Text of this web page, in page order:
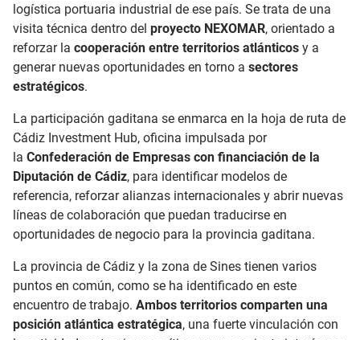
logística portuaria industrial de ese país. Se trata de una
visita técnica dentro del proyecto NEXOMAR, orientado a
reforzar la cooperación entre territorios atlánticos y a
generar nuevas oportunidades en torno a sectores
estratégicos.
La participación gaditana se enmarca en la hoja de ruta de
Cádiz Investment Hub, oficina impulsada por
la Confederación de Empresas con financiación de la
Diputación de Cádiz, para identificar modelos de
referencia, reforzar alianzas internacionales y abrir nuevas
líneas de colaboración que puedan traducirse en
oportunidades de negocio para la provincia gaditana.
La provincia de Cádiz y la zona de Sines tienen varios
puntos en común, como se ha identificado en este
encuentro de trabajo. Ambos territorios comparten una
posición atlántica estratégica, una fuerte vinculación con